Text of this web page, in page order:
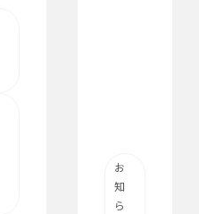
お
知
ら